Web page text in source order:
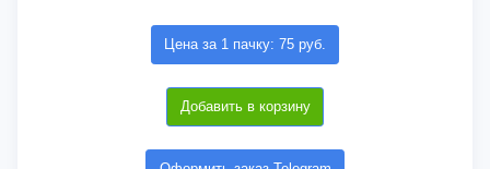
Цена за 1 пачку: 75 руб.
Добавить в корзину